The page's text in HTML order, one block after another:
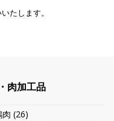
たします。
肉加工品
肉 (26)